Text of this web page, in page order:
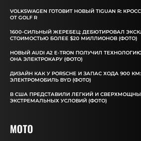
VOLKSWAGEN ГОТОВИТ НОВЫЙ TIGUAN R:
ОТ GOLF R
1600-СИЛЬНЫЙ ЖЕРЕБЕЦ: ДЕБЮТИРОВАЛ
СТОИМОСТЬЮ БОЛЕЕ $20 МИЛЛИОНОВ (ФОТО)
НОВЫЙ AUDI A2 E-TRON ПОЛУЧИЛ
ОНА ЭЛЕКТРОКАРУ (ФОТО)
ДИЗАЙН КАК У PORSCHE И ЗАПАС ХОДА 900
ЭЛЕКТРОМОБИЛЬ BYD (ФОТО)
В США ПРЕДСТАВИЛИ ЛЕГКИЙ И
ЭКСТРЕМАЛЬНЫХ УСЛОВИЙ (ФОТО)
MOTO